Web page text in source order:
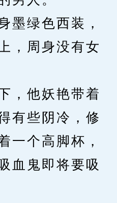
绿色西装，
，周身没有女
他妖艳带着
有些阴冷，修
一个高脚杯，
血鬼即将要吸